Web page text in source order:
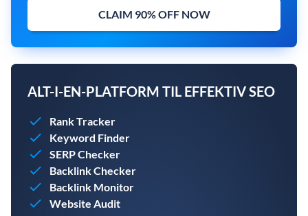
CLAIM 90% OFF NOW
ALT-I-EN-PLATFORM TIL EFFEKTIV SEO
Rank Tracker
Keyword Finder
SERP Checker
Backlink Checker
Backlink Monitor
Website Audit